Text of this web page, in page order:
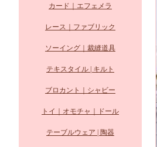
カード｜エフェメラ
レース｜ファブリック
ソーイング｜裁縫道具
テキスタイル | キルト
ブロカント｜シャビー
トイ｜オモチャ｜ドール
テーブルウェア | 陶器